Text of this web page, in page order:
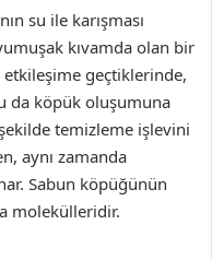
su ile karışması
kıvamda olan bir
geçtiklerinde,
da köpük oluşumuna
temizleme işlevini
aynı zamanda
Sabun köpüğünün
molekülleridir.